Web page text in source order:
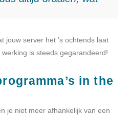
jouw server het ’s ochtends laat
is steeds gegarandeerd!
in the
je niet meer afhankelijk van een